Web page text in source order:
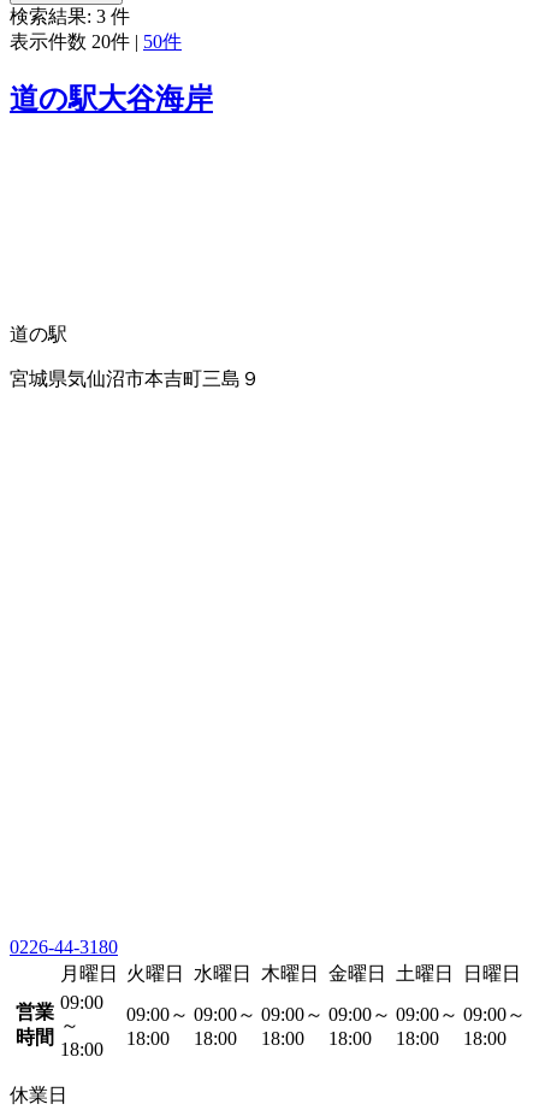
検索結果: 3 件
表示件数 20件 | 50件
道の駅大谷海岸
道の駅
宮城県気仙沼市本吉町三島９
0226-44-3180
月曜日
火曜日 水曜日 木曜日 金曜日 土曜日
日曜日
営業
時間
09:00
～
18:00
09:00～
18:00
09:00～
18:00
09:00～
18:00
09:00～
18:00
09:00～
18:00
09:00～
18:00
休業日